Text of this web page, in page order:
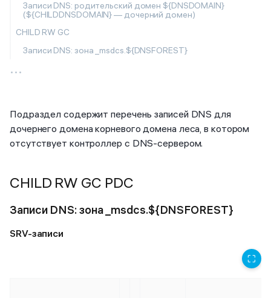
Записи DNS: родительский домен ${DNSDOMAIN}
(${CHILDDNSDOMAIN} — дочерний домен)
CHILD RW GC
Записи DNS: зона _msdcs.${DNSFOREST}
...
Подраздел содержит перечень записей DNS для
дочернего домена корневого домена леса, в котором
отсутствует контроллер с DNS-сервером.
CHILD RW GC PDC
Записи DNS: зона _msdcs.${DNSFOREST}
SRV-записи
⛶